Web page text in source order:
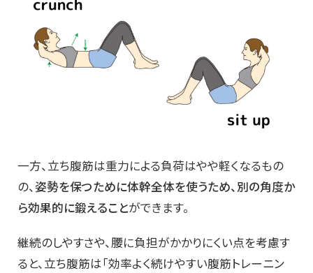
一方、立ち腹筋は重力による負荷はやや軽くなるもの
の、姿勢を保つために体幹全体を使うため、別の角度か
ら効果的に鍛えることができます。
継続のしやすさや、腰に負担がかかりにくい点を考慮す
ると、立ち腹筋は「効率よく続けやすい腹筋トレーニン